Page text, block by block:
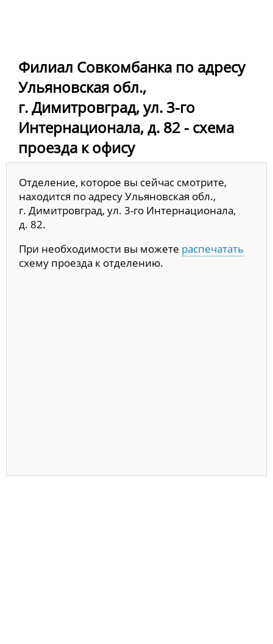
Филиал Совкомбанка по адресу
Ульяновская обл.,
г. Димитровград, ул. 3-го
Интернационала, д. 82 - схема
проезда к офису
Отделение, которое вы сейчас смотрите,
находится по адресу Ульяновская обл.,
г. Димитровград, ул. 3-го Интернационала,
д. 82.
При необходимости вы можете распечатать
схему проезда к отделению.